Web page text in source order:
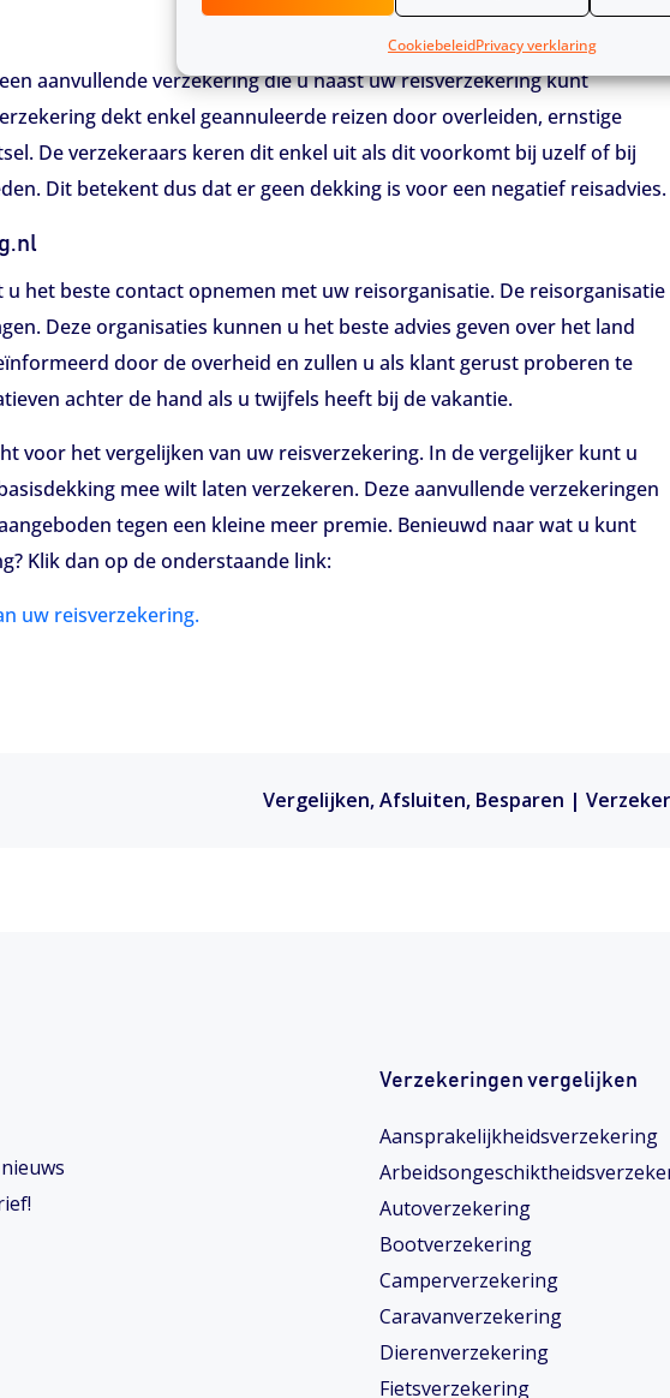
CookiebeleidPrivacy verklaring
aanvullende verzekering die u naast uw reisverzekering kunt
dekt enkel geannuleerde reizen door overleiden, ernstige
De verzekeraars keren dit enkel uit als dit voorkomt bij uzelf of bij
Dit betekent dus dat er geen dekking is voor een negatief reisadvies.
u het beste contact opnemen met uw reisorganisatie. De reisorganisatie
Deze organisaties kunnen u het beste advies geven over het land
door de overheid en zullen u als klant gerust proberen te
achter de hand als u twijfels heeft bij de vakantie.
voor het vergelijken van uw reisverzekering. In de vergelijker kunt u
mee wilt laten verzekeren. Deze aanvullende verzekeringen
tegen een kleine meer premie. Benieuwd naar wat u kunt
Klik dan op de onderstaande link:
uw reisverzekering.
Vergelijken, Afsluiten, Besparen |
Verzekeringen vergelijken
Aansprakelijkheidsverzekering
Autoverzekering
Bootverzekering
Camperverzekering
Caravanverzekering
Dierenverzekering
Fietsverzekering